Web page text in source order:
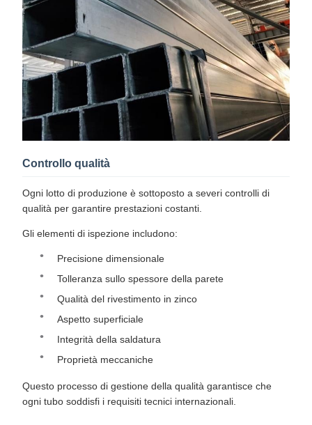
Controllo qualità
Ogni lotto di produzione è sottoposto a severi controlli di
qualità per garantire prestazioni costanti.
Gli elementi di ispezione includono:
Precisione dimensionale
Tolleranza sullo spessore della parete
Qualità del rivestimento in zinco
Aspetto superficiale
Integrità della saldatura
Proprietà meccaniche
Questo processo di gestione della qualità garantisce che
ogni tubo soddisfi i requisiti tecnici internazionali.